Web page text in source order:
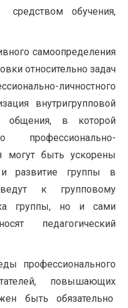
средством обучения,
самоопределения
относительно задач
личностного
внутригрупповой
общения, в которой
профессионально-
могут быть ускорены
и развитие группы в
к групповому
группы, но и сами
педагогический
профессионального
повышающих
быть обязательно